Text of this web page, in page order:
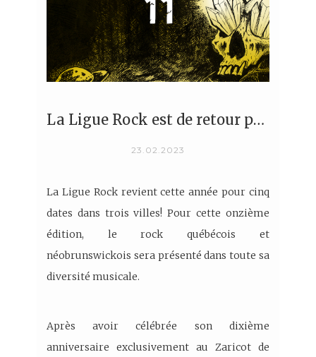
La Ligue Rock est de retour pour une 11e édition !
23.02.2023
La Ligue Rock revient cette année pour cinq
dates dans trois villes! Pour cette onzième
édition, le rock québécois et
néobrunswickois sera présenté dans toute sa
diversité musicale.
Après avoir célébrée son dixième
anniversaire exclusivement au Zaricot de